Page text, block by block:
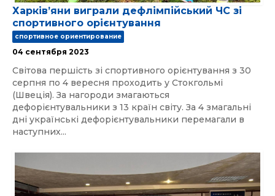
Харківʼяни виграли дефлімпійський ЧС зі
спортивного орієнтування
спортивное ориентирование
04 сентября 2023
Світова першість зі спортивного орієнтування з 30
серпня по 4 вересня проходить у Стокгольмі
(Швеція). За нагороди змагаються
дефорієнтувальники з 13 країн світу. За 4 змагальні
дні українські дефорієнтувальники перемагали в
наступних...